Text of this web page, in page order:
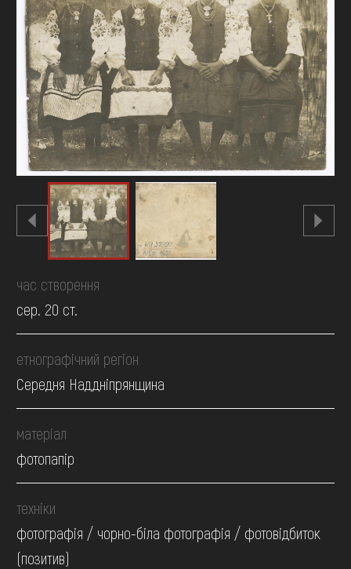
ОНЛАЙН-КРАМНИЦЯ
ПІДТРИМАТИ
час створення
сер. 20 ст.
етнографічний регіон
Середня Наддніпрянщина
матеріал
фотопапір
техніки
фотографія / чорно-біла фотографія / фотовідбиток
(позитив)